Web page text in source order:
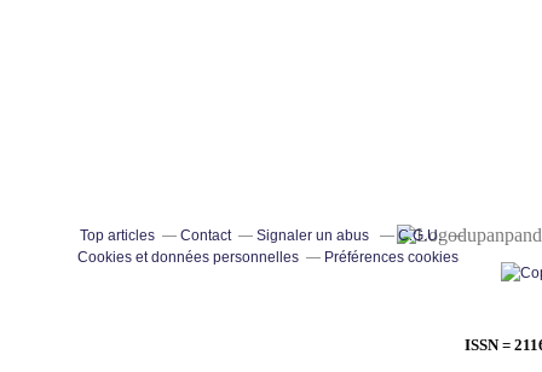
ISSN =
Top articles Contact Signaler un abus
C.G.U.
Cookies et données personnelles
Préférences cookies